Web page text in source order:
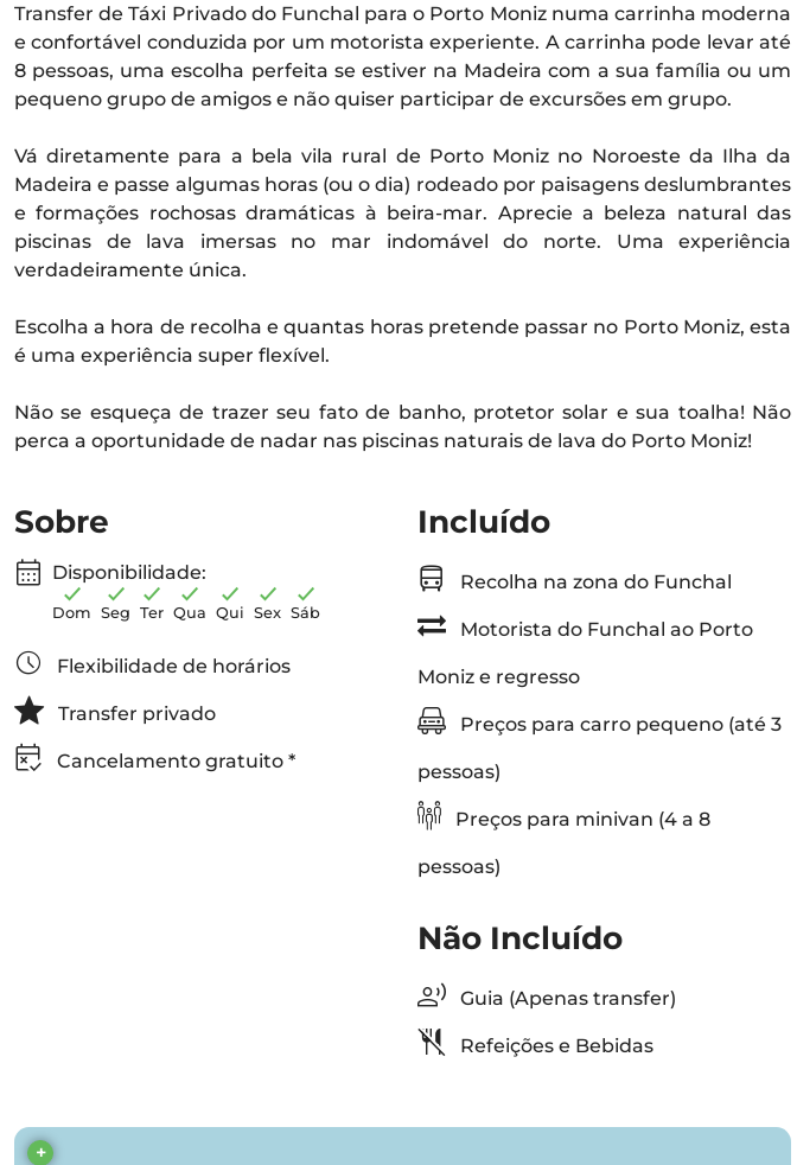
Transfer de Táxi Privado do Funchal para o Porto Moniz numa carrinha moderna
e confortável conduzida por um motorista experiente. A carrinha pode levar até
8 pessoas, uma escolha perfeita se estiver na Madeira com a sua família ou um
pequeno grupo de amigos e não quiser participar de excursões em grupo.
Vá diretamente para a bela vila rural de Porto Moniz no Noroeste da Ilha da
Madeira e passe algumas horas (ou o dia) rodeado por paisagens deslumbrantes
e formações rochosas dramáticas à beira-mar. Aprecie a beleza natural das
piscinas de lava imersas no mar indomável do norte. Uma experiência
verdadeiramente única.
Escolha a hora de recolha e quantas horas pretende passar no Porto Moniz, esta
é uma experiência super flexível.
Não se esqueça de trazer seu fato de banho, protetor solar e sua toalha! Não
perca a oportunidade de nadar nas piscinas naturais de lava do Porto Moniz!
Sobre
Disponibilidade:
Dom Seg Ter Qua Qui Sex Sáb
Flexibilidade de horários
Transfer privado
Cancelamento gratuito *
Incluído
Recolha na zona do Funchal
Motorista do Funchal ao Porto
Moniz e regresso
Preços para carro pequeno (até 3
pessoas)
Preços para minivan (4 a 8
pessoas)
Não Incluído
Guia (Apenas transfer)
Refeições e Bebidas
+